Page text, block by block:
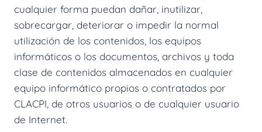
cualquier forma puedan dañar, inutilizar,
sobrecargar, deteriorar o impedir la normal
utilización de los contenidos, los equipos
informáticos o los documentos, archivos y toda
clase de contenidos almacenados en cualquier
equipo informático propios o contratados por
CLACPI, de otros usuarios o de cualquier usuario
de Internet.